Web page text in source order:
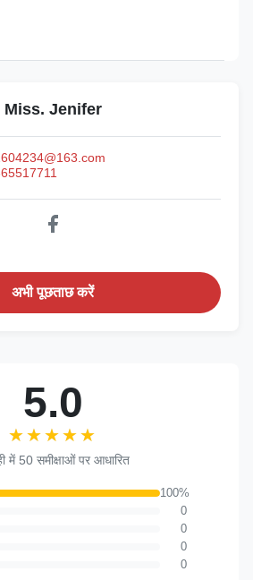
Miss. Jenifer
अभी पूछताछ करें
5.0
★★★★★
★★★★★
में 50 समीक्षाओं पर आधारित
100%
0
0
0
0